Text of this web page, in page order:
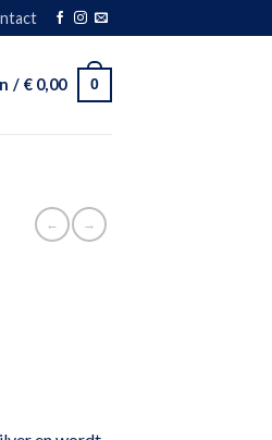
/ €0,00 0
← →